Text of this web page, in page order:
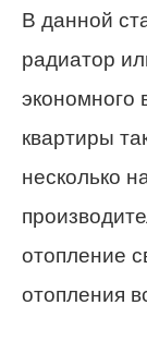
В данной
радиатор
экономного
квартиры
несколько
отопление
отопления